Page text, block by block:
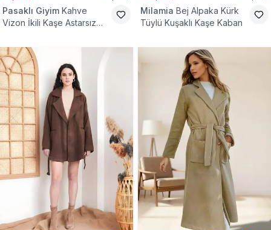
Pasaklı Giyim Kahve
Vizon İkili Kaşe Astarsız
Milamia Bej Alpaka Kürk
Tüylü Kuşaklı Kaşe Kaban